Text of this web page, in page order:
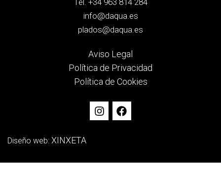
Aviso Legal
Política de Privacidad
Política de Cookies
Tel. +34 963 814 284
info@daqua.es
plados@daqua.es
Diseño web: XINXETA